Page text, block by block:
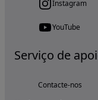
Instagram
YouTube
Serviço de
Contacte-nos